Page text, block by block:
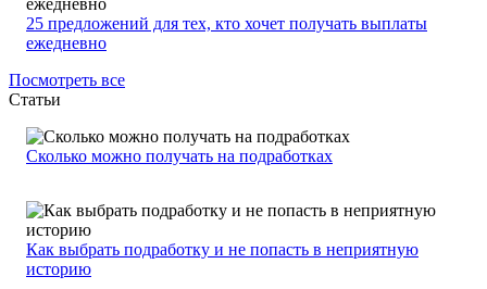
25 предложений для тех, кто хочет получать выплаты
ежедневно
Посмотреть все
Статьи
Сколько можно получать на подработках
Как выбрать подработку и не попасть в неприятную
историю